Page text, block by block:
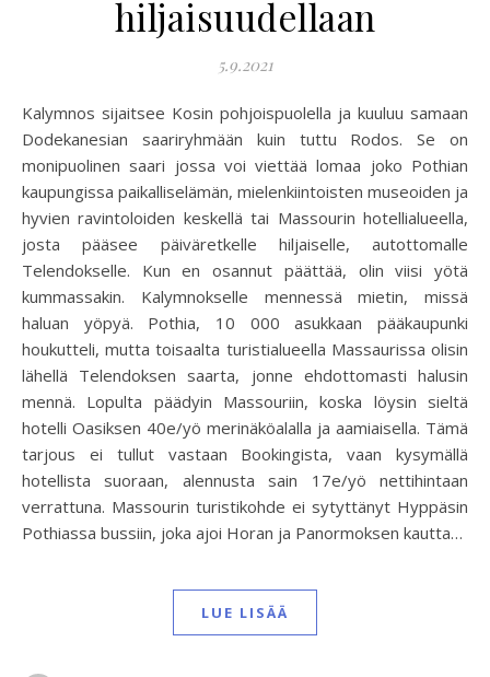
hiljaisuudellaan
5.9.2021
Kalymnos sijaitsee Kosin pohjoispuolella ja kuuluu samaan
Dodekanesian saariryhmään kuin tuttu Rodos. Se on
monipuolinen saari jossa voi viettää lomaa joko Pothian
kaupungissa paikalliselämän, mielenkiintoisten museoiden ja
hyvien ravintoloiden keskellä tai Massourin hotellialueella,
josta pääsee päiväretkelle hiljaiselle, autottomalle
Telendokselle. Kun en osannut päättää, olin viisi yötä
kummassakin. Kalymnokselle mennessä mietin, missä
haluan yöpyä. Pothia, 10 000 asukkaan pääkaupunki
houkutteli, mutta toisaalta turistialueella Massaurissa olisin
lähellä Telendoksen saarta, jonne ehdottomasti halusin
mennä. Lopulta päädyin Massouriin, koska löysin sieltä
hotelli Oasiksen 40e/yö merinäköalalla ja aamiaisella. Tämä
tarjous ei tullut vastaan Bookingista, vaan kysymällä
hotellista suoraan, alennusta sain 17e/yö nettihintaan
verrattuna. Massourin turistikohde ei sytyttänyt Hyppäsin
Pothiassa bussiin, joka ajoi Horan ja Panormoksen kautta…
LUE LISÄÄ